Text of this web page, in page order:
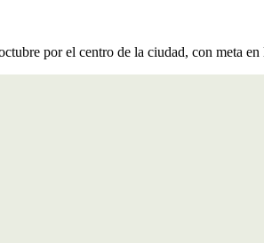
por el centro de la ciudad, con meta